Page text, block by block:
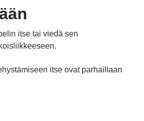
itse tai viedä sen
itse ovat parhaillaan